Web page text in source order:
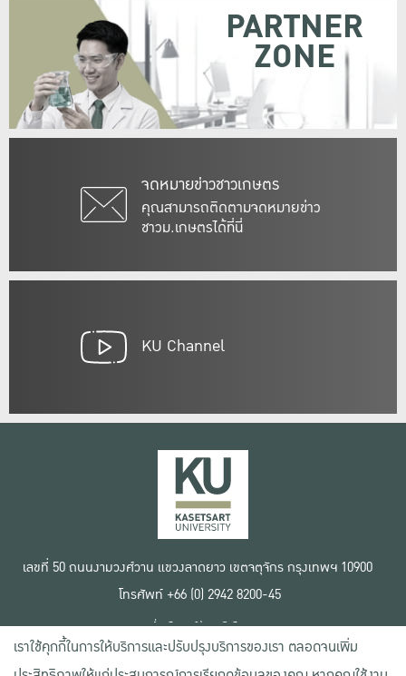
จดหมายข่าวชาวเกษตร
คุณสามารถติดตามจดหมายข่าว
ชาวม.เกษตรได้ที่นี่
PARTNER
ZONE
KU Channel
เลขที่ 50 ถนนงามวงศ์วาน แขวงลาดยาว เขตจตุจักร กรุงเทพฯ 10900
โทรศัพท์ +66 (0) 2942 8200-45
เงื่อนไขการใช้งานเว็บไซต์
ข้อตกลงด้านสิทธิ์ใช้งาน
นโยบายความเป็นส่วนตัว
เราใช้คุกกี้ในการให้บริการและปรับปรุงบริการของเรา ตลอดจนเพิ่ม